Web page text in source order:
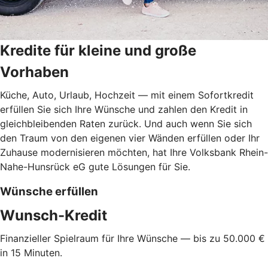
Kredite für kleine und große
Vorhaben
Küche, Auto, Urlaub, Hochzeit — mit einem Sofortkredit
erfüllen Sie sich Ihre Wünsche und zahlen den Kredit in
gleichbleibenden Raten zurück. Und auch wenn Sie sich
den Traum von den eigenen vier Wänden erfüllen oder Ihr
Zuhause modernisieren möchten, hat Ihre Volksbank Rhein-
Nahe-Hunsrück eG gute Lösungen für Sie.
Wünsche erfüllen
Wunsch-Kredit
Finanzieller Spielraum für Ihre Wünsche — bis zu 50.000 €
in 15 Minuten.